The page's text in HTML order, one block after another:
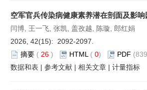
空军官兵传染病健康素养潜在剖面及影
闫博, 王一飞, 张凯, 盖孜越, 陈璇, 郎红娟
2026, 42(15): 2092-2097.
摘要 ( 26 ) HTML ( 0) PDF
数据和表 | 参考文献 | 相关文章 | 计量指标